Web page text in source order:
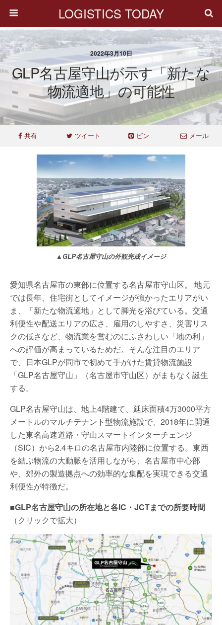
LOGISTICS TODAY
2022年3月10日
GLP名古屋守山が示す「新たな
物流適地」の可能性
共有 ツイート ピン メール
▲GLP名古屋守山の外観完成イメージ
愛知県名古屋市の東部に位置する名古屋市守山区。 地元
では長年、住宅街としてイメージが強かったエリアがい
ま、「新たな物流適地」として脚光を浴びている。交通
利便性や配送エリアの広さ、雇用のしやすさ、災害リス
クの低さなど、物流業を営むのにふさわしい「地の利」
への評価が高まっているためだ。そんな注目のエリア
で、日本GLPが同市で初めて手がけた賃貸物流施設
「GLP名古屋守山」（名古屋市守山区）がまもなく誕生
する。
GLP名古屋守山は、地上4階建て、延床面積4万3000平方
メートルのマルチテナント型物流施設で、2018年に開通
した東名高速道路・守山スマートインターチェンジ
（SIC）から2.4キロの名古屋市内陸部に位置する。東西
を結ぶ物流の大動脈を活用しながら、名古屋市中心部
や、郊外の製造拠点への効率的な集配を実現できる交通
利便性が特徴だ。
■GLP名古屋守山の所在地と各IC・JCTまでの所要時間
（クリックで拡大）